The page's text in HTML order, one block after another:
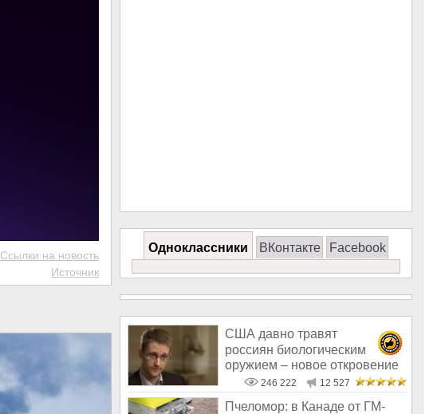
Ссылки на новость
Источник
Одноклассники ВКонтакте Facebook
США давно травят
россиян биологическим
оружием – новое откровение
Эдварда Сноудена
246 222 12 527
Пчеломор: в Канаде от ГМ-